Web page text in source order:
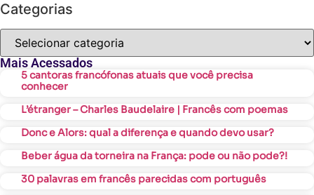
Categorias
Mais Acessados
5 cantoras francófonas atuais que você precisa
conhecer
L’étranger – Charles Baudelaire | Francês com poemas
Donc e Alors: qual a diferença e quando devo usar?
Beber água da torneira na França: pode ou não pode?!
30 palavras em francês parecidas com português